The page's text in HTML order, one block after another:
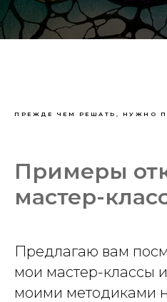
ПРЕЖДЕ ЧЕМ РЕШАТЬ, НУЖНО
Примеры
мастер-
Предлагаю вам
мои мастер-классы
моими методиками